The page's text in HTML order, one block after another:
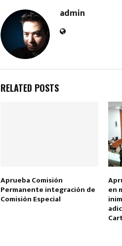
admin
RELATED POSTS
Aprueba Comisión
Permanente integración de
Comisión Especial
en